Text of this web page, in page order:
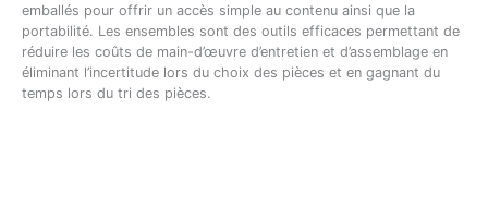
emballés pour offrir un accès simple au contenu ainsi que la
portabilité. Les ensembles sont des outils efficaces permettant de
réduire les coûts de main-d’œuvre d’entretien et d’assemblage en
éliminant l’incertitude lors du choix des pièces et en gagnant du
temps lors du tri des pièces.